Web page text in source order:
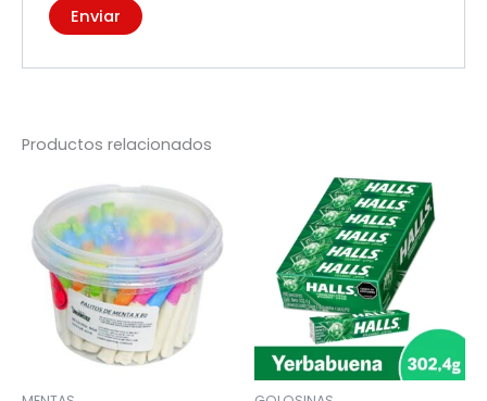
Productos relacionados